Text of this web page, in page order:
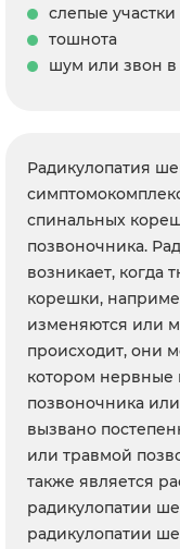
слепые
тошнота
шум или звон в
Радикулопатия
спинальных
позвоночника.
возникает,
корешки,
изменяются или
происходит, они
котором нервные
позвоночника
вызвано
или травмой
также является
радикулопатии
радикулопатии